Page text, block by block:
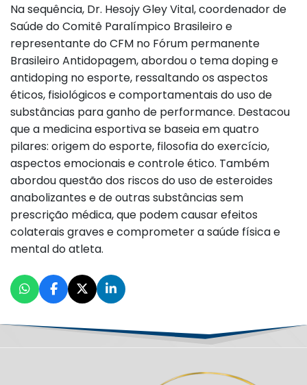
Na sequência, Dr. Hesojy Gley Vital, coordenador de
Saúde do Comitê Paralímpico Brasileiro e
representante do CFM no Fórum permanente
Brasileiro Antidopagem, abordou o tema doping e
antidoping no esporte, ressaltando os aspectos
éticos, fisiológicos e comportamentais do uso de
substâncias para ganho de performance. Destacou
que a medicina esportiva se baseia em quatro
pilares: origem do esporte, filosofia do exercício,
aspectos emocionais e controle ético. Também
abordou questão dos riscos do uso de esteroides
anabolizantes e de outras substâncias sem
prescrição médica, que podem causar efeitos
colaterais graves e comprometer a saúde física e
mental do atleta.